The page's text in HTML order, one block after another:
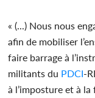
« (...) Nous nous
afin de mobiliser
faire barrage à
militants du PDCI-
à l’imposture et à